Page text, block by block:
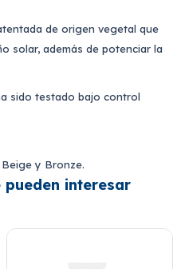
de origen vegetal que
solar, además de potenciar la
sido testado bajo control
y Bronze.
interesar